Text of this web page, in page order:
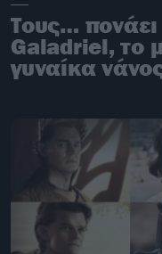
Τους…
Galadriel, το
γυναίκα